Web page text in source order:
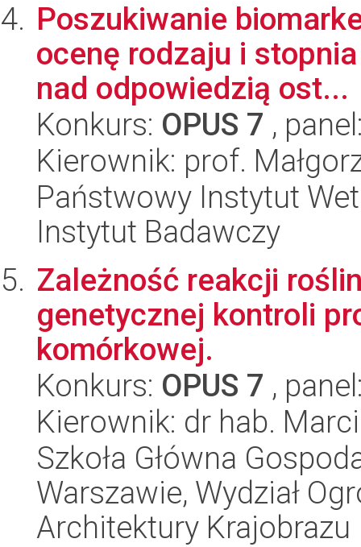
Poszukiwanie
ocenę rodzaju i
nad odpowiedzią ost...
Konkurs: OPUS 7 ,
Kierownik: prof.
Państwowy Instytut
Instytut Badawczy
Zależność reakcji
genetycznej kontroli
komórkowej.
Konkurs: OPUS 7 ,
Kierownik: dr hab.
Szkoła Główna
Warszawie, Wydział
Architektury Krajobrazu